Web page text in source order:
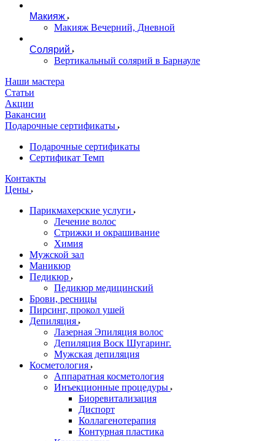
Макияж
Макияж Вечерний, Дневной
Солярий
Вертикальный солярий в Барнауле
Наши мастера
Статьи
Акции
Вакансии
Подарочные сертификаты
Подарочные сертификаты
Сертификат Темп
Контакты
Цены
Парикмахерские услуги
Лечение волос
Стрижки и окрашивание
Химия
Мужской зал
Маникюр
Педикюр
Педикюр медицинский
Брови, ресницы
Пирсинг, прокол ушей
Депиляция
Лазерная Эпиляция волос
Депиляция Воск Шугаринг.
Мужская депиляция
Косметология
Аппаратная косметология
Инъекционные процедуры
Биоревитализация
Диспорт
Коллагенотерапия
Контурная пластика